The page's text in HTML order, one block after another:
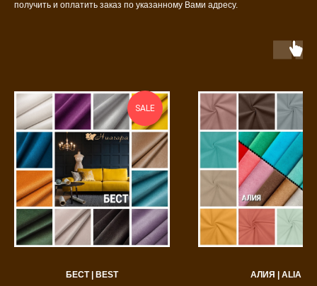
получить и оплатить заказ по указанному Вами адресу.
SALE
БЕСТ | BEST АЛИЯ | ALIA